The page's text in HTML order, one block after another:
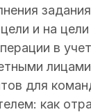
и на цели
в
для
как